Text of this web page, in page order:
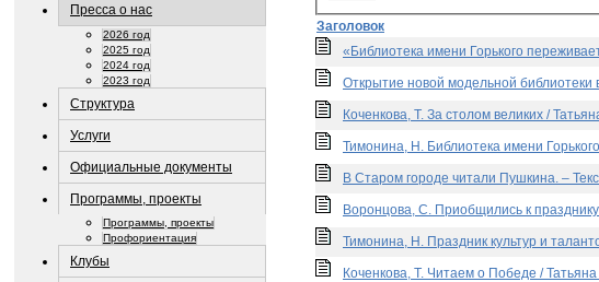
Пресса о нас
2026 год
2025 год
2024 год
2023 год
Структура
Услуги
Официальные документы
Программы, проекты
Программы, проекты
Профориентация
Клубы
Заголовок
«Библиотека имени Горького
Открытие новой модельной библиотеки
Коченкова, Т. За столом великих /
Тимонина, Н. Библиотека имени
В Старом городе читали Пушкина. –
Воронцова, С. Приобщились к
Тимонина, Н. Праздник культур и
Коченкова, Т. Читаем о Победе /